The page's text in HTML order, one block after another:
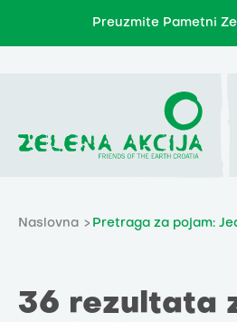
Preuzmite Pametni
Naslovna Pretraga za pojam:
36 rezultata